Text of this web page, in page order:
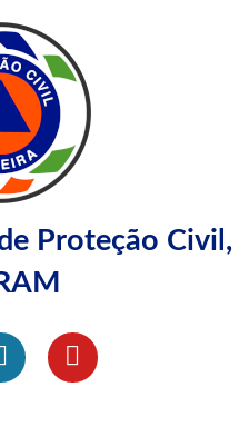
Proteção Civil,